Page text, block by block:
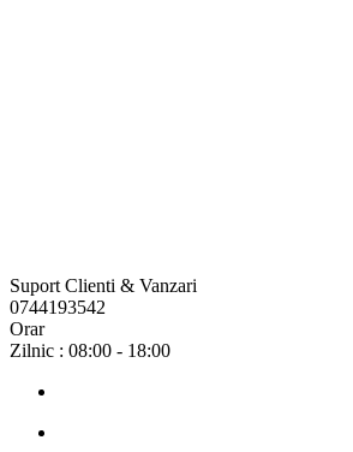
Suport Clienti & Vanzari
0744193542
Orar
Zilnic : 08:00 - 18:00